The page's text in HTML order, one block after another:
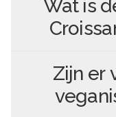
Wat is
Zijn er